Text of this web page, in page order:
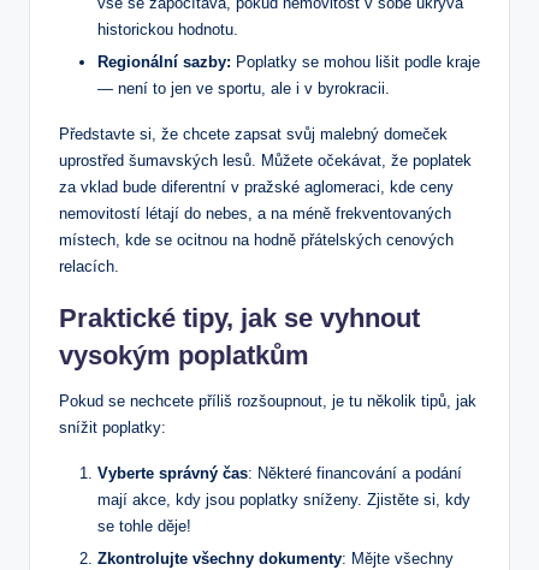
historickou hodnotu.
Regionální sazby: Poplatky se mohou ⁣lišit podle kraje
— není to⁢ jen ‌ve sportu, ale i⁢ v byrokracii.
Představte si, že ‍chcete zapsat svůj malebný domeček
uprostřed šumavských ⁣lesů. Můžete očekávat, že ⁤poplatek
za vklad bude ‍diferentní v pražské aglomeraci, kde ceny
nemovitostí létají do​ nebes, ⁢a na ​méně frekventovaných
místech, kde se ocitnou‍ na hodně ‌přátelských ‍cenových
relacích.
Praktické tipy, jak ‍se vyhnout
vysokým poplatkům
Pokud se nechcete příliš rozšoupnout, je tu⁤ několik tipů, jak
⁣snížit poplatky:
Vyberte​ správný čas: Některé financování a ‌podání‍
mají akce, kdy ​jsou poplatky sníženy. ⁣Zjistěte si, kdy
se‌ tohle děje!
Zkontrolujte všechny dokumenty: Mějte všechny